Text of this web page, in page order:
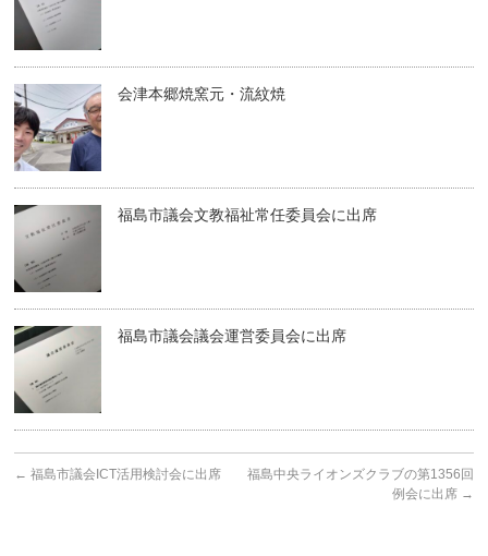
会津本郷焼窯元・流紋焼
福島市議会文教福祉常任委員会に出席
福島市議会議会運営委員会に出席
← 福島市議会ICT活用検討会に出席
福島中央ライオンズクラブの第1356回
例会に出席 →